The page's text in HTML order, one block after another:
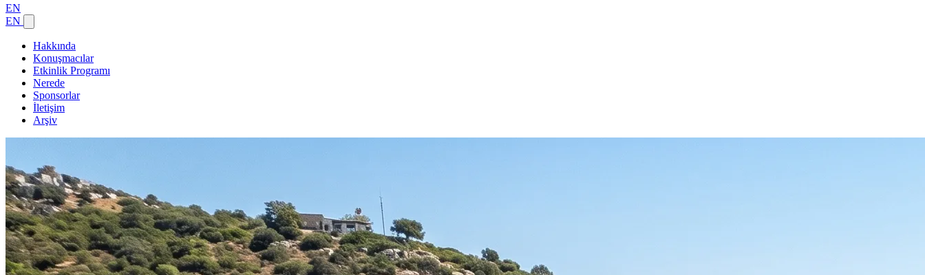
EN
EN
Hakkında
Konuşmacılar
Etkinlik Programı
Nerede
Sponsorlar
İletişim
Arşiv